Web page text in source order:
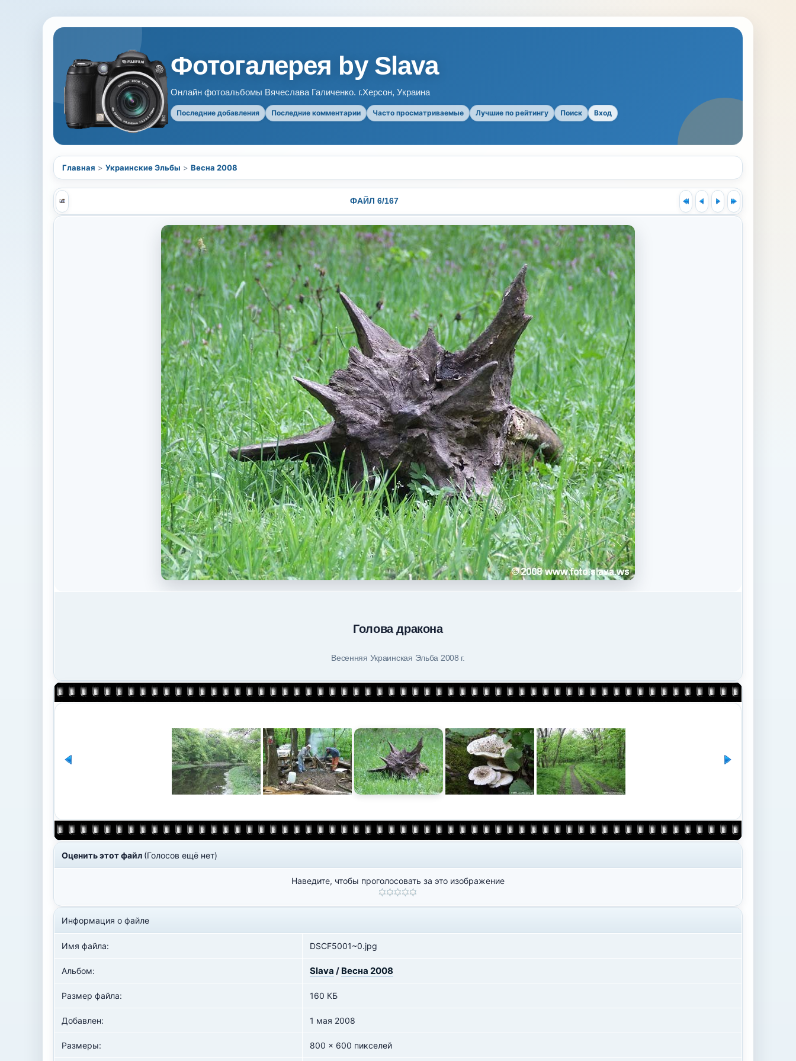
Фотогалерея by Slava
Онлайн фотоальбомы Вячеслава Галиченко. г.Херсон, Украина
Последние добавления Последние комментарии Часто просматриваемые Лучшие по рейтингу Поиск Вход
Главная > Украинские Эльбы > Весна 2008
ФАЙЛ 6/167
Голова дракона
Весенняя Украинская Эльба 2008 г.
Оценить этот файл (Голосов ещё нет)
Наведите, чтобы проголосовать за это изображение
Информация о файле
Имя файла: DSCF5001~0.jpg
Альбом: Slava / Весна 2008
Размер файла: 160 КБ
Добавлен: 1 мая 2008
Размеры: 800 x 600 пикселей